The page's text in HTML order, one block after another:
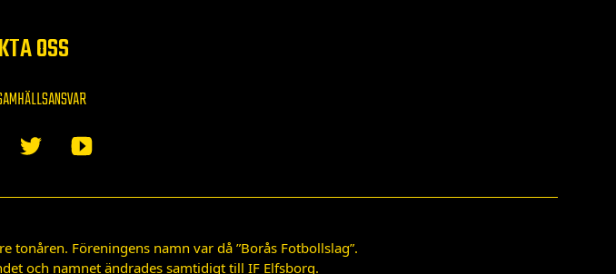
OSS
Föreningens namn var då ”Borås Fotbollslag”.
och namnet ändrades samtidigt till IF Elfsborg.